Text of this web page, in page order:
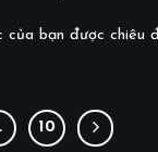
của bạn được chiêu
10